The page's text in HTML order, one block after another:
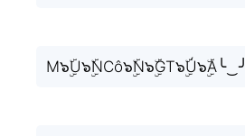
M๖ۣۜU๖ۣۜNCô๖ۣۜN๖ۣۜGT๖ۣۜÚ๖ۣۜA╰‿╯